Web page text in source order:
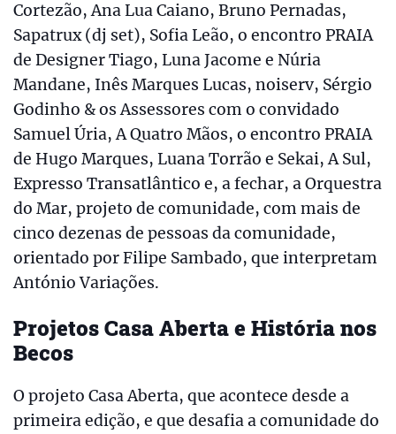
Cortezão, Ana Lua Caiano, Bruno Pernadas,
Sapatrux (dj set), Sofia Leão, o encontro PRAIA
de Designer Tiago, Luna Jacome e Núria
Mandane, Inês Marques Lucas, noiserv, Sérgio
Godinho & os Assessores com o convidado
Samuel Úria, A Quatro Mãos, o encontro PRAIA
de Hugo Marques, Luana Torrão e Sekai, A Sul,
Expresso Transatlântico e, a fechar, a Orquestra
do Mar, projeto de comunidade, com mais de
cinco dezenas de pessoas da comunidade,
orientado por Filipe Sambado, que interpretam
António Variações.
Projetos Casa Aberta e História nos
Becos
O projeto Casa Aberta, que acontece desde a
primeira edição, e que desafia a comunidade do